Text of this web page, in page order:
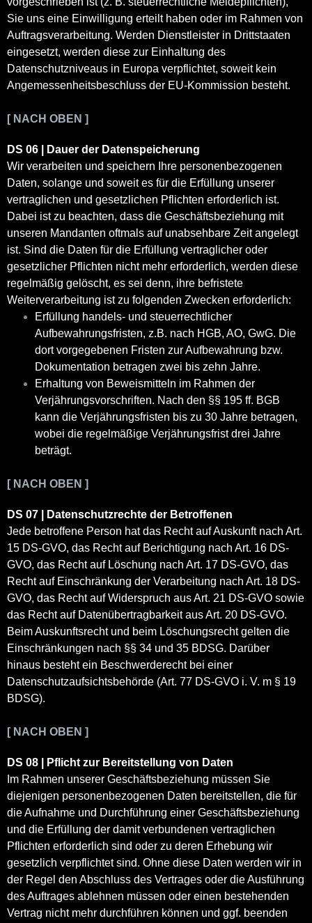
Sie uns eine Einwilligung erteilt haben oder im Rahmen von
Auftragsverarbeitung. Werden Dienstleister in Drittstaaten
eingesetzt, werden diese zur Einhaltung des
Datenschutzniveaus in Europa verpflichtet, soweit kein
Angemessenheitsbeschluss der EU-Kommission besteht.
[ NACH OBEN ]
DS 06 | Dauer der Datenspeicherung
Wir verarbeiten und speichern Ihre personenbezogenen
Daten, solange und soweit es für die Erfüllung unserer
vertraglichen und gesetzlichen Pflichten erforderlich ist.
Dabei ist zu beachten, dass die Geschäftsbeziehung mit
unseren Mandanten oftmals auf unabsehbare Zeit angelegt
ist. Sind die Daten für die Erfüllung vertraglicher oder
gesetzlicher Pflichten nicht mehr erforderlich, werden diese
regelmäßig gelöscht, es sei denn, ihre befristete
Weiterverarbeitung ist zu folgenden Zwecken erforderlich:
Erfüllung handels- und steuerrechtlicher
Aufbewahrungsfristen, z.B. nach HGB, AO, GwG. Die
dort vorgegebenen Fristen zur Aufbewahrung bzw.
Dokumentation betragen zwei bis zehn Jahre.
Erhaltung von Beweismitteln im Rahmen der
Verjährungsvorschriften. Nach den §§ 195 ff. BGB
kann die Verjährungsfristen bis zu 30 Jahre betragen,
wobei die regelmäßige Verjährungsfrist drei Jahre
beträgt.
[ NACH OBEN ]
DS 07 | Datenschutzrechte der Betroffenen
Jede betroffene Person hat das Recht auf Auskunft nach Art.
15 DS-GVO, das Recht auf Berichtigung nach Art. 16 DS-
GVO, das Recht auf Löschung nach Art. 17 DS-GVO, das
Recht auf Einschränkung der Verarbeitung nach Art. 18 DS-
GVO, das Recht auf Widerspruch aus Art. 21 DS-GVO sowie
das Recht auf Datenübertragbarkeit aus Art. 20 DS-GVO.
Beim Auskunftsrecht und beim Löschungsrecht gelten die
Einschränkungen nach §§ 34 und 35 BDSG. Darüber
hinaus besteht ein Beschwerderecht bei einer
Datenschutzaufsichtsbehörde (Art. 77 DS-GVO i. V. m § 19
BDSG).
[ NACH OBEN ]
DS 08 | Pflicht zur Bereitstellung von Daten
Im Rahmen unserer Geschäftsbeziehung müssen Sie
diejenigen personenbezogenen Daten bereitstellen, die für
die Aufnahme und Durchführung einer Geschäftsbeziehung
und die Erfüllung der damit verbundenen vertraglichen
Pflichten erforderlich sind oder zu deren Erhebung wir
gesetzlich verpflichtet sind. Ohne diese Daten werden wir in
der Regel den Abschluss des Vertrages oder die Ausführung
des Auftrages ablehnen müssen oder einen bestehenden
Vertrag nicht mehr durchführen können und ggf. beenden